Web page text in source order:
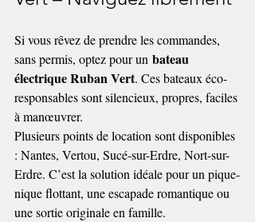
Si vous rêvez de prendre les commandes,
sans permis, optez pour un bateau
électrique Ruban Vert. Ces bateaux éco-
responsables sont silencieux, propres, faciles
à manœuvrer.
Plusieurs points de location sont disponibles
: Nantes, Vertou, Sucé-sur-Erdre, Nort-sur-
Erdre. C’est la solution idéale pour un pique-
nique flottant, une escapade romantique ou
une sortie originale en famille.